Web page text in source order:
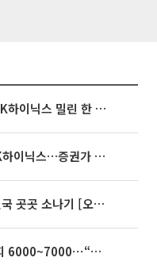
[베스트&워스트] 삼성전자·SK하이닉스 밀린 한 주…상상인증권은 85% 급등
'불안과 기대 사이' 널뛰는 SK하이닉스…증권가 "HBM4·LTA 기반 펀터멘털 견고"
35도 안팎 무더위 이어져…전국 곳곳 소나기 [오늘 날씨]
[주간증시전망] 다음주 코스피 6000~7000⋯“外人 수급은 정책이 변수”